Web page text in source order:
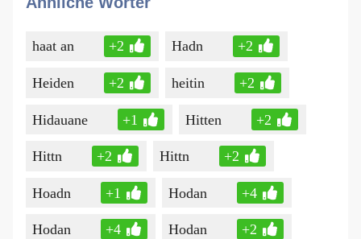
haat an +2 Hadn +2
Heiden +2 heitin +2
Hidauane +1 Hitten +2
Hittn +2 Hittn +2
Hoadn +1 Hodan +4
Hodan +4 Hodan +2